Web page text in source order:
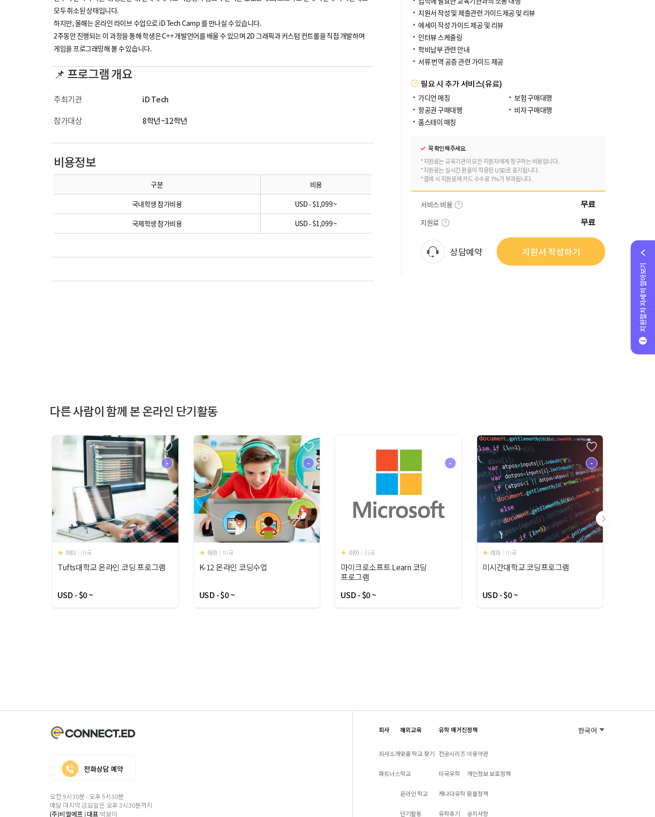
모두 취소된 상태입니다.
하지만, 올해는 온라인 라이브 수업으로 iD Tech Camp 를 만나실 수 있습니다.
2주동안 진행되는 이 과정을 통해 학생은 C++ 개발언어를 배울 수 있으며 2D 그래픽과 커스텀 컨트롤을 직접 개발하며
게임을 프로그래밍해 볼 수 있습니다.
📌 프로그램 개요
주최기관
iD Tech
참가대상
8학년~12학년
비용정보
구분
비용
국내학생 참가비용
USD - $1,099 ~
국제학생 참가비용
USD - $1,099 ~
지원서 작성 및 제출관련 가이드제공 및 리뷰
에세이 작성 가이드 제공 및 리뷰
인터뷰 스케줄링
학비납부 관련 안내
서류 번역 공증 관련 가이드 제공
필요 시 추가 서비스(유료)
가디언 매칭
보험 구매대행
항공권 구매대행
비자 구매대행
홈스테이 매칭
꼭 확인해주세요.
*지원료는 교육기관이 모든 지원자에게 청구하는 비용입니다.
*지원료는 실시간 환율이 적용된 USD로 표기됩니다.
*결제 시 지원료에 카드 수수료 7%가 부과됩니다.
서비스 비용 무료
지원료 무료
상담예약 지원서 작성하기
지원절차 자세히 알아보기
다른 사람이 함께 본 온라인 단기활동
-
0(0) 미국
Tufts대학교 온라인 코딩 프로그램
USD - $0 ~
-
0(0) 미국
K-12 온라인 코딩수업
USD - $0 ~
-
0(0) 미국
마이크로소프트 Learn 코딩
프로그램
USD - $0 ~
-
0(0) 미국
미시간대학교 코딩프로그램
USD - $0 ~
전화상담 예약
오전 9시30분 - 오후 5시30분
매달 마지막 금요일은 오후 3시30분까지
(주)비엘에프 | 대표 박보미
회사
회사소개
파트너스
해외교육
맞춤 학교 찾기
학교
온라인 학교
단기활동
유학 매거진
전공시리즈
미국유학
캐나다유학
유학후기
정책
이용약관
개인정보 보호정책
환불정책
공지사항
한국어